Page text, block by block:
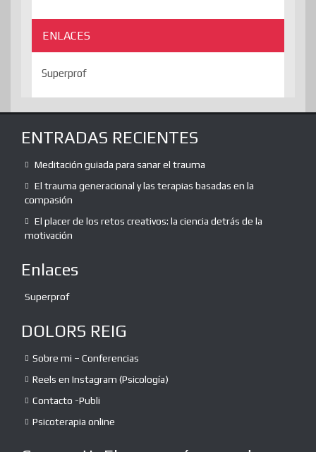
ENLACES
Superprof
ENTRADAS RECIENTES
Meditación guiada para sanar el trauma
El trauma generacional y las terapias basadas en la
compasión
El placer de los retos creativos: la ciencia detrás de la
motivación
Enlaces
Superprof
DOLORS REIG
Sobre mi – Conferencias
Reels en Instagram (Psicología)
Contacto -Publi
Psicoterapia online